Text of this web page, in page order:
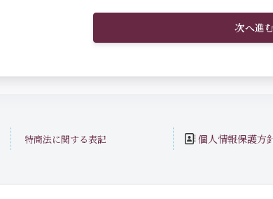
次へ進
特商法に関する表記 個人情報保護方